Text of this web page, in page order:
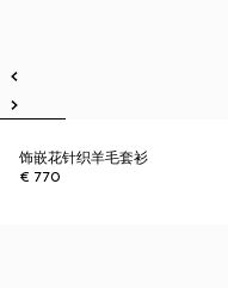
饰嵌花针织羊毛套衫
€ 770